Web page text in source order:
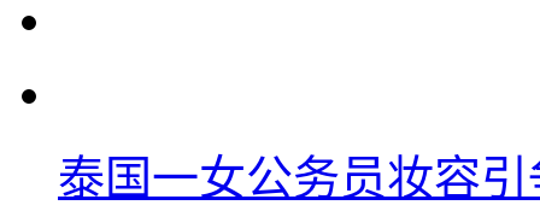
泰国一女公务员妆容